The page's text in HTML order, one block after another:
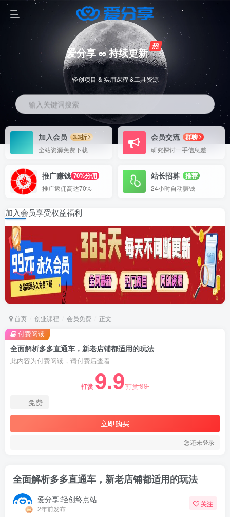
爱分享 ∞ 持续更新
轻创项目 & 实用课程 &工具资源
输入关键词搜索
加入会员
3.3折
全站资源免费下载
会员交流
群聊
研究探讨一手信息差
推广赚钱 70%分佣
推广返佣高达70%
站长招募
推荐
24小时自动赚钱
加入会员享受权益福利
首页 创业课程 会员免费 正文
全面解析多多直通车，​新老店铺都适用的玩法
此内容为付费阅读，请付费后查看
打赏 9.9打赏99
免费
立即购买
您还未登录
付费阅读
全面解析多多直通车，​新老店铺都适用的玩法
爱分享:轻创终点站
2年前发布
关注